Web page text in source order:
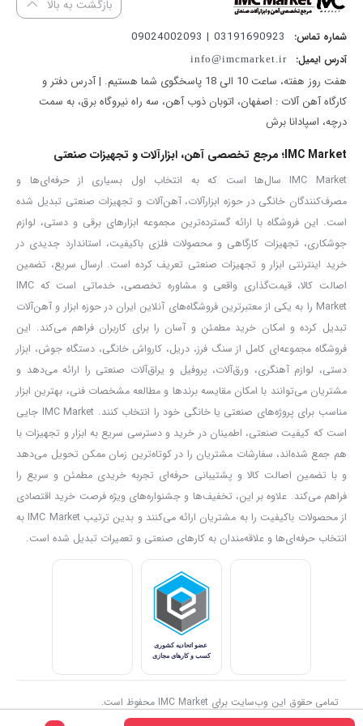
توان:۲۰۰۰ وات
تنظیمات دما:
حالت ۱: ۵۰ تا ۳۵۰ درجه سانتی‌گراد
حالت ۲: ۱۰۰ تا ۶۰۰ درجه سانتی‌گراد
حجم باد خروجی:
حالت ۱: ۲۵۰ لیتر در دقیقه
المنت: با روکش میکا، مقاوم در برابر حرارت
سیم برق:تحت استاندارد VDE آلمان
طراحی:بدنه ارگونومیک، دسته نرم، دارای دریچه تهویه
متعلقات:کیف BMC، چهار نازل متنوع و کاردک مخصوص
نکات مهم پیش از خرید
برای عملکرد پایدار، از پریز برق استاندارد استفاده شود.
پس از استفاده، اجازه دهید دستگاه خنک شود.
نازل‌ها متناسب با نوع کار انتخاب شوند (تمرکز حرارت، پخش گسترده،
جمع‌بندی
بازگشت به بالا
شماره تماس: 03191690923 | 09024002093
آدرس ایمیل: info@imcmarket.ir
هفت روز هفته، ساعت 10 الی 18 پاسخگوی شما هستیم. | آدرس دفتر و
کارگاه آهن آلات : اصفهان، اتوبان ذوب آهن، سه راه نیروگاه برق، به سمت
درچه، اسپادانا برش
IMC Market؛ مرجع تخصصی آهن، ابزارآلات و تجهیزات صنعتی
IMC Market سال‌ها است که به انتخاب اول بسیاری از حرفه‌ای‌ها و
مصرف‌کنندگان خانگی در حوزه ابزارآلات، آهن‌آلات و تجهیزات صنعتی تبدیل شده
است. این فروشگاه با ارائه گسترده‌ترین مجموعه ابزارهای برقی و دستی، لوازم
جوشکاری، تجهیزات کارگاهی و محصولات فلزی باکیفیت، استاندارد جدیدی در
خرید اینترنتی ابزار و تجهیزات صنعتی تعریف کرده است. ارسال سریع، تضمین
اصالت کالا، قیمت‌گذاری واقعی و مشاوره تخصصی، خدماتی است که IMC
Market را به یکی از معتبرترین فروشگاه‌های آنلاین ایران در حوزه ابزار و آهن‌آلات
تبدیل کرده و امکان خرید مطمئن و آسان را برای کاربران فراهم می‌کند. این
فروشگاه مجموعه‌ای کامل از سنگ فرز، دریل، کارواش خانگی، دستگاه جوش، ابزار
دستی، لوازم آهنگری، ورق‌آلات، پروفیل و یراق‌آلات صنعتی را ارائه می‌دهد و
مشتریان می‌توانند با امکان مقایسه برندها و مطالعه مشخصات فنی، بهترین ابزار
مناسب برای پروژه‌های صنعتی یا خانگی خود را انتخاب کنند. IMC Market جایی
است که کیفیت صنعتی، اطمینان در خرید و دسترسی سریع به ابزار و تجهیزات با
هم جمع شده‌اند، سفارشات مشتریان را در کوتاه‌ترین زمان ممکن تحویل می‌دهد
و با تضمین اصالت کالا و پشتیبانی حرفه‌ای تجربه خریدی مطمئن و سریع را
فراهم می‌کند. علاوه بر این، تخفیف‌ها و جشنواره‌های ویژه فرصت خرید اقتصادی
از محصولات باکیفیت را به مشتریان ارائه می‌کنند و بدین ترتیب IMC Market به
انتخاب حرفه‌ای‌ها و علاقه‌مندان به کارهای صنعتی و تعمیرات تبدیل شده است.
تمامی حقوق این وب‌سایت برای IMC Market محفوظ است.